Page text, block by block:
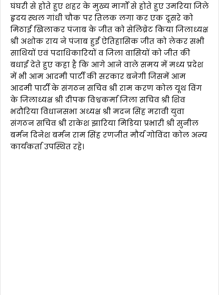
घंघरी से होते हुए शहर के मुख्य मार्गों से होते हुए उमरिया जिले
हृदय स्थल गांधी चौक पर तिलक लगा कर एक दूसरे को
मिठाई खिलाकर पंजाब के जीत को सेलिब्रेट किया जिलाध्यक्ष
श्री अशोक राय ने पंजाब हुई ऐतिहासिक जीत को लेकर सभी
साथियों एवं पदाधिकारियों व जिला वासियों को जीत की
बधाई देते हुए कहा है कि आगे आने वाले समय में मध्य प्रदेश
में भी आम आदमी पार्टी की सरकार बनेगी जिसमें आम
आदमी पार्टी के संगठन सचिव श्री राम करण कोल यूथ विंग
के जिलाध्यक्ष श्री दीपक विश्वकर्मा जिला सचिव श्री शिव
भदौरिया विधानसभा अध्यक्ष श्री मदन सिंह मरावी युवा
संगठन सचिव श्री राकेश झारिया मिडिया प्रभारी श्री सुनील
बर्मन दिनेश बर्मन राम सिंह रणजीत मौर्य गोविंदा कोल अन्य
कार्यकर्ता उपस्थित रहे।